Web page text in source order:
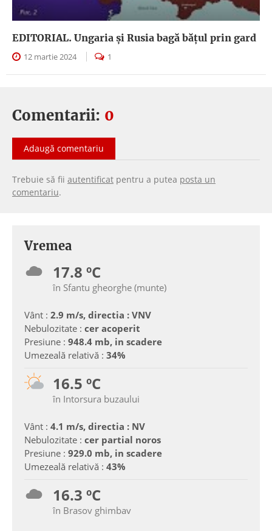
EDITORIAL. Ungaria şi Rusia bagă băţul prin gard
12 martie 2024 1
Comentarii: 0
Adaugă comentariu
Trebuie să fii autentificat pentru a putea posta un
comentariu.
Vremea
17.8 ºC
în Sfantu gheorghe (munte)
Vânt : 2.9 m/s, directia : VNV
Nebulozitate : cer acoperit
Presiune : 948.4 mb, in scadere
Umezeală relativă : 34%
16.5 ºC
în Intorsura buzaului
Vânt : 4.1 m/s, directia : NV
Nebulozitate : cer partial noros
Presiune : 929.0 mb, in scadere
Umezeală relativă : 43%
16.3 ºC
în Brasov ghimbav